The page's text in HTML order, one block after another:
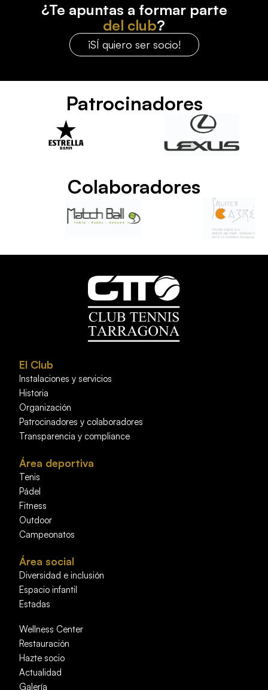
¿Te apuntas a formar parte
del club?
¡SÍ quiero ser socio!
Patrocinadores
Colaboradores
El Club
Instalaciones y servicios
Historia
Organización
Patrocinadores y colaboradores
Transparencia y compliance
Área deportiva
Tenis
Pádel
Fitness
Outdoor
Campeonatos
Área social
Diversidad e inclusión
Espacio infantil
Estadas
Wellness Center
Restauración
Hazte socio
Actualidad
Galería